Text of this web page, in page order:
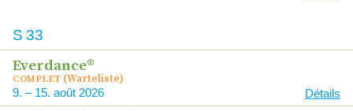
S 33
Everdance®
COMPLET (Warteliste)
9 – 15 2026 Détails